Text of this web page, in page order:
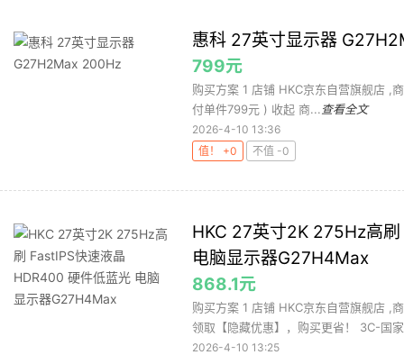
惠科 27英寸显示器
799元
购买方案 1 店铺 HKC京东自营旗舰店 ,
付单件799元 ) 收起 商... 查看全文
2026-4-10 13:36
值！ +0
不值 -0
HKC 27英寸2K 275Hz高
电脑显示器G27H4Max
868.1元
购买方案 1 店铺 HKC京东自营旗舰店 ,
领取【隐藏优惠】，购买更省！ 3C-国
2026-4-10 13:25